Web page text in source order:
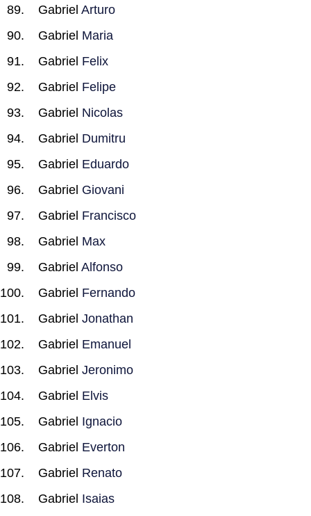
Gabriel Arturo
Gabriel Maria
Gabriel Felix
Gabriel Felipe
Gabriel Nicolas
Gabriel Dumitru
Gabriel Eduardo
Gabriel Giovani
Gabriel Francisco
Gabriel Max
Gabriel Alfonso
Gabriel Fernando
Gabriel Jonathan
Gabriel Emanuel
Gabriel Jeronimo
Gabriel Elvis
Gabriel Ignacio
Gabriel Everton
Gabriel Renato
Gabriel Isaias